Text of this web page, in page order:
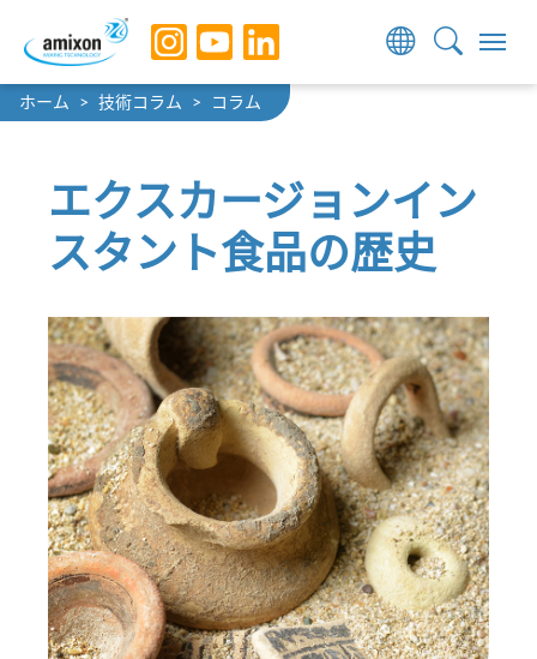
Skip to main navigation
Skip to main content
Skip to page footer
You are here:
ホーム 技術コラム コラム
エクスカージョンイン
スタント食品の歴史